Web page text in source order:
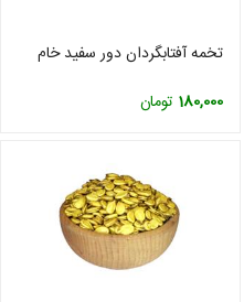
تخمه آفتابگردان دور سفید خام
180,000 تومان